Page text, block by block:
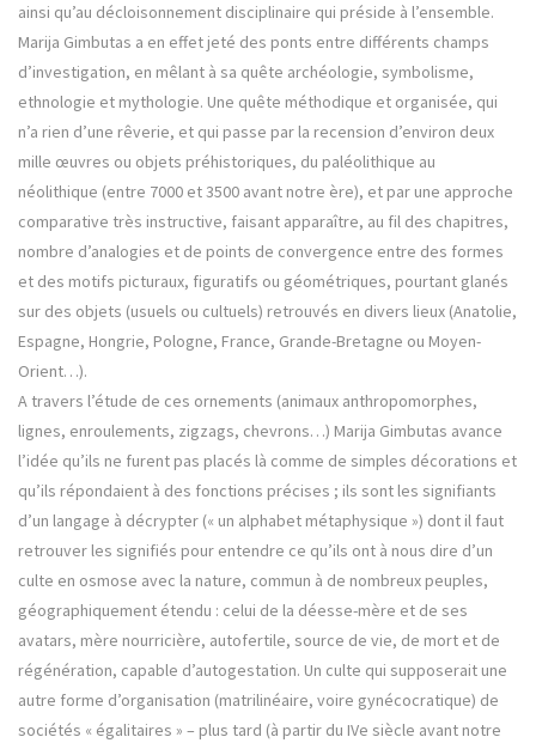
ainsi qu’au décloisonnement disciplinaire qui préside à l’ensemble.
Marija Gimbutas a en effet jeté des ponts entre différents champs
d’investigation, en mêlant à sa quête archéologie, symbolisme,
ethnologie et mythologie. Une quête méthodique et organisée, qui
n’a rien d’une rêverie, et qui passe par la recension d’environ deux
mille œuvres ou objets préhistoriques, du paléolithique au
néolithique (entre 7000 et 3500 avant notre ère), et par une approche
comparative très instructive, faisant apparaître, au fil des chapitres,
nombre d’analogies et de points de convergence entre des formes
et des motifs picturaux, figuratifs ou géométriques, pourtant glanés
sur des objets (usuels ou cultuels) retrouvés en divers lieux (Anatolie,
Espagne, Hongrie, Pologne, France, Grande-Bretagne ou Moyen-
Orient…).
A travers l’étude de ces ornements (animaux anthropomorphes,
lignes, enroulements, zigzags, chevrons…) Marija Gimbutas avance
l’idée qu’ils ne furent pas placés là comme de simples décorations et
qu’ils répondaient à des fonctions précises ; ils sont les signifiants
d’un langage à décrypter (« un alphabet métaphysique ») dont il faut
retrouver les signifiés pour entendre ce qu’ils ont à nous dire d’un
culte en osmose avec la nature, commun à de nombreux peuples,
géographiquement étendu : celui de la déesse-mère et de ses
avatars, mère nourricière, autofertile, source de vie, de mort et de
régénération, capable d’autogestation. Un culte qui supposerait une
autre forme d’organisation (matrilinéaire, voire gynécocratique) de
sociétés « égalitaires » – plus tard (à partir du IVe siècle avant notre